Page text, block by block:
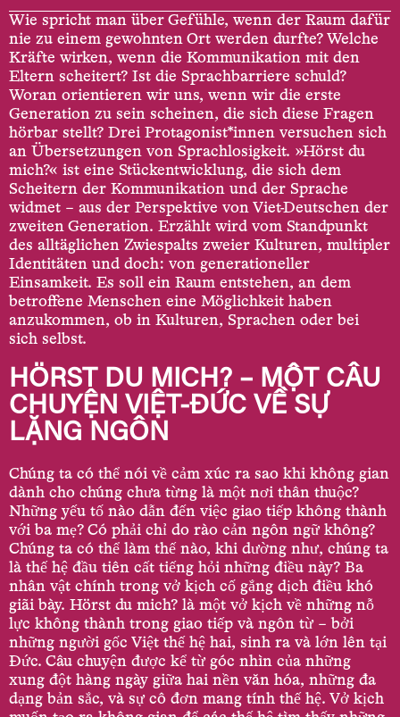
Wie spricht man über Gefühle, wenn der Raum dafür
nie zu einem gewohnten Ort werden durfte? Welche
Kräfte wirken, wenn die Kommunikation mit den
Eltern scheitert? Ist die Sprachbarriere schuld?
Woran orientieren wir uns, wenn wir die erste
Generation zu sein scheinen, die sich diese Fragen
hörbar stellt? Drei Protagonist*­innen versuchen sich
an Übersetzungen von Sprachlosigkeit. »Hörst du
mich?« ist eine Stückentwicklung, die sich dem
Scheitern der Kommunikation und der Sprache
widmet – aus der Perspektive von Viet-­Deutschen der
zweiten Generation. Erzählt wird vom Standpunkt
des alltäglichen Zwiespalts zweier Kulturen, multipler
Identitäten und doch: von generatio­neller
Einsamkeit. Es soll ein Raum entstehen, an dem
betroffene Menschen eine Möglichkeit haben
anzukommen, ob in Kulturen, Sprachen oder bei
sich selbst.
HÖRST DU MICH? – MỘT CÂU
CHUYỆN VIỆT-ĐỨC VỀ SỰ
LẶNG NGÔN
Chúng ta có thể nói về cảm xúc ra sao khi không gian
dành cho chúng chưa từng là một nơi thân thuộc?
Những yếu tố nào dẫn đến việc giao tiếp không thành
với ba mẹ? Có phải chỉ do rào cản ngôn ngữ không?
Chúng ta có thể làm thế nào, khi dường như, chúng ta
là thế hệ đầu tiên cất tiếng hỏi những điều này? Ba
nhân vật chính trong vở kịch cố gắng dịch điều khó
giãi bày. Hörst du mich? là một vở kịch về những nỗ
lực không thành trong giao tiếp và ngôn từ – bởi
những người gốc Việt thế hệ hai, sinh ra và lớn lên tại
Đức. Câu chuyện được kể từ góc nhìn của những
xung đột hàng ngày giữa hai nền văn hóa, những đa
dạng bản sắc, và sự cô đơn mang tính thế hệ. Vở kịch